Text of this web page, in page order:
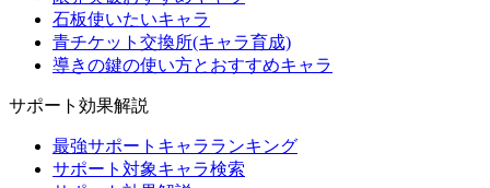
石板使いたいキャラ
青チケット交換所(キャラ育成)
導きの鍵の使い方とおすすめキャラ
サポート効果解説
最強サポートキャラランキング
サポート対象キャラ検索